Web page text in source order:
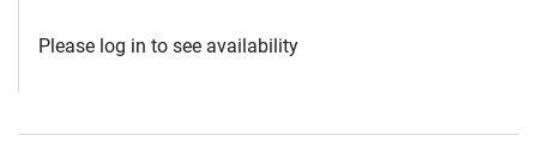
Please log in to see availability